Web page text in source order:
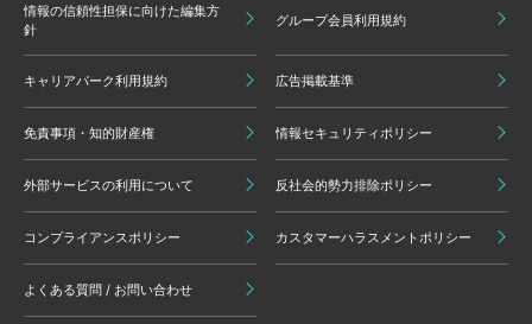
情報の信頼性担保に向けた編集方
針
グループ会員利用規約
キャリアパーク利用規約 広告掲載基準
免責事項・知的財産権 情報セキュリティポリシー
外部サービスの利用について 反社会的勢力排除ポリシー
コンプライアンスポリシー カスタマーハラスメントポリシー
よくある質問 / お問い合わせ